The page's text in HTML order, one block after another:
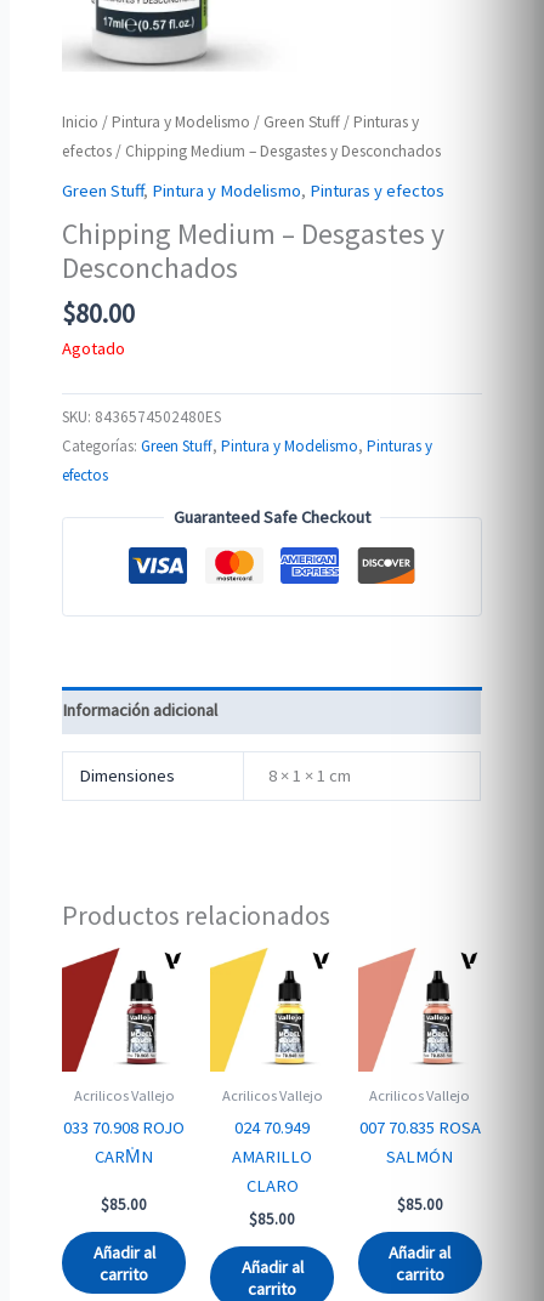
Inicio / Pintura y Modelismo / Green Stuff / Pinturas y
efectos / Chipping Medium – Desgastes y Desconchados
Green Stuff, Pintura y Modelismo, Pinturas y efectos
Chipping Medium – Desgastes y
Desconchados
$80.00
Agotado
SKU: 8436574502480ES
Categorías:Green Stuff,Pintura y Modelismo,Pinturas y
efectos
Guaranteed Safe Checkout
Información adicional
Dimensiones 8 × 1 × 1 cm
Productos relacionados
Acrilicos Vallejo
033 70.908 ROJO
CARM̍N
$85.00
Añadir al
carrito
Acrilicos Vallejo
024 70.949
AMARILLO
CLARO
$85.00
Añadir al
carrito
Acrilicos Vallejo
007 70.835 ROSA
SALMÓN
$85.00
Añadir al
carrito